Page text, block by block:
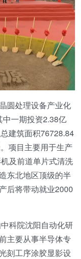
圆处理设备产业化
一期投资2.38亿
建筑面积76728.84
项目主要用于生产
及前道单片式清洗
东北地区顶级的半
后将带动就业2000
科院沈阳自动化研
主要从事半导体专
刻工序涂胶显影设